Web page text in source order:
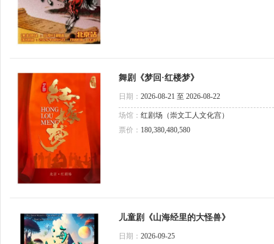
舞剧《梦回·红楼梦》
日期： 2026-08-21 至 2026-08-22
场馆： 红剧场（崇文工人文化宫）
票价： 180,380,480,580
儿童剧《山海经里的大怪兽》
日期： 2026-09-25